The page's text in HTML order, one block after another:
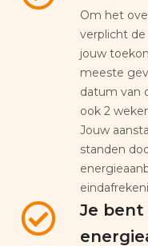
Om het
verplicht
jouw
meeste
datum van
ook 2
Jouw
standen
Je